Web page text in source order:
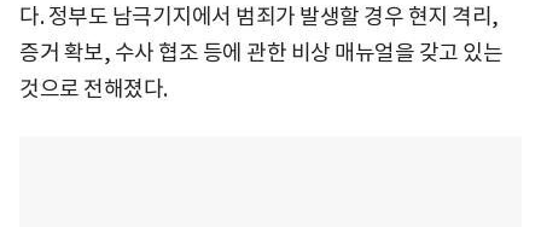
다. 정부도 남극기지에서 범죄가 발생할 경우 현지 격리,
증거 확보, 수사 협조 등에 관한 비상 매뉴얼을 갖고 있는
것으로 전해졌다.